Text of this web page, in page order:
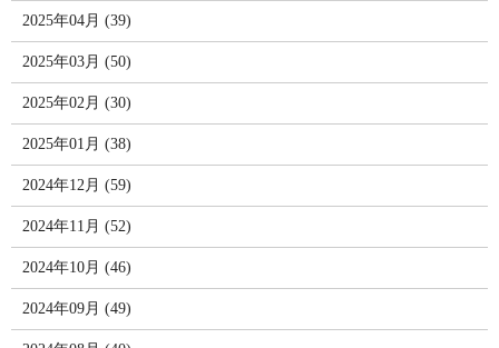
2025年04月 (39)
2025年03月 (50)
2025年02月 (30)
2025年01月 (38)
2024年12月 (59)
2024年11月 (52)
2024年10月 (46)
2024年09月 (49)